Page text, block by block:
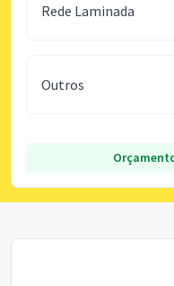
Rede Laminada
Outros